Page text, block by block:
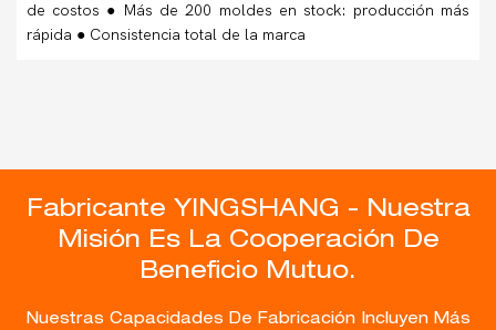
de costos ● Más de 200 moldes en stock: producción más
rápida ● Consistencia total de la marca
Fabricante YINGSHANG - Nuestra
Misión Es La Cooperación De
Beneficio Mutuo.
Nuestras Capacidades De Fabricación Incluyen Más